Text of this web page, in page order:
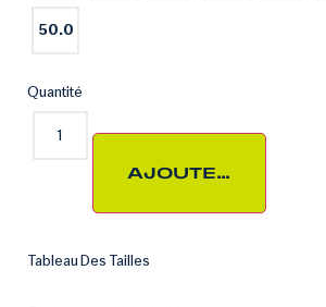
50.0
Quantité
AJOUTER AU
Tableau Des Tailles